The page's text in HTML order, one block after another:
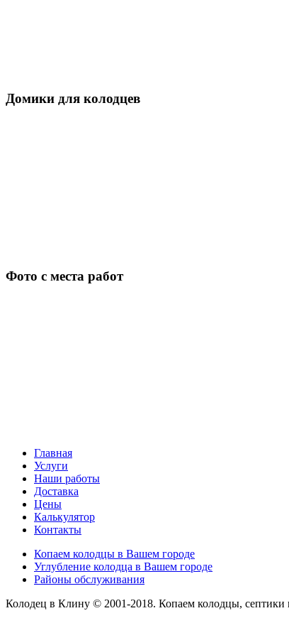
Домики для колодцев
Фото с места работ
Главная
Услуги
Наши работы
Доставка
Цены
Калькулятор
Контакты
Копаем колодцы в Вашем городе
Углубление колодца в Вашем городе
Районы обслуживания
Колодец в Клину © 2001-2018. Копаем колодцы,